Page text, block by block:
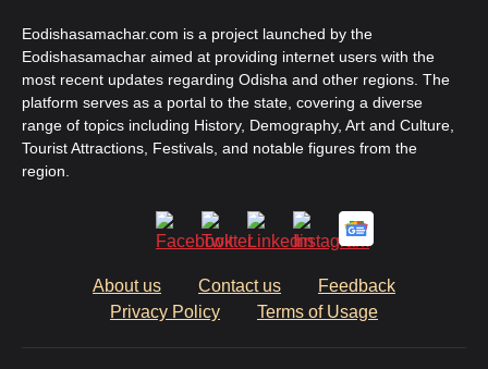
Eodishasamachar.com is a project launched by the
Eodishasamachar aimed at providing internet users with the
most recent updates regarding Odisha and other regions. The
platform serves as a portal to the state, covering a diverse
range of topics including History, Demography, Art and Culture,
Tourist Attractions, Festivals, and notable figures from the
region.
About us Contact us
Feedback
Privacy Policy
Terms of Usage